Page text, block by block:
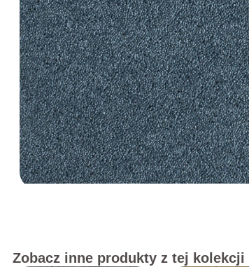
Zobacz inne produkty z tej kolekcji